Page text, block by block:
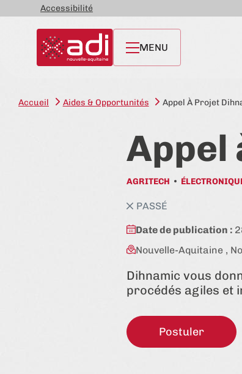
Accessibilité
MENU
Accueil Aides & Opportunités Appel À Projet
Appel
AGRITECH
état:PASSÉ
Date de publication :
Nouvelle-Aquitaine ,
Dihnamic vous
procédés agiles et
Postuler